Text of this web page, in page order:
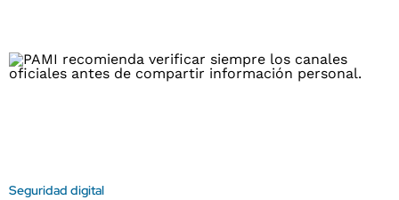
Seguridad digital